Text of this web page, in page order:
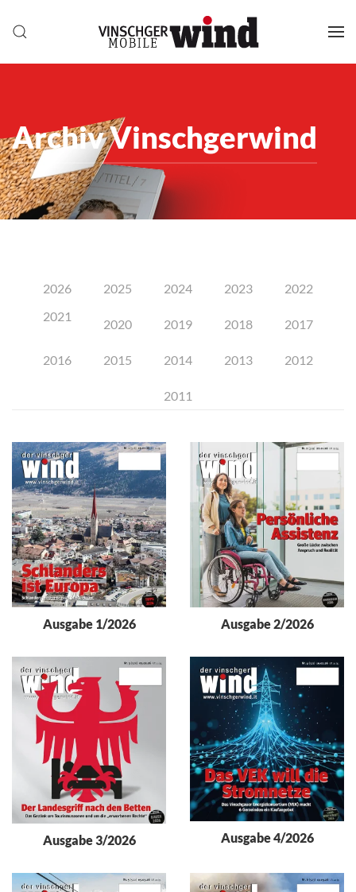
Archiv Vinschgerwind
2026 2025 2024 2023
2022
2021
2020 2019 2018 2017
2016 2015 2014 2013 2012
2011
Ausgabe 1/2026 Ausgabe 2/2026
Ausgabe 3/2026 Ausgabe 4/2026